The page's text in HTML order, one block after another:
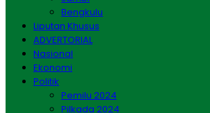
Bengkulu
Liputan Khusus
ADVERTORIAL
Nasional
Ekonomi
Politik
Pemilu 2024
Pilkada 2024